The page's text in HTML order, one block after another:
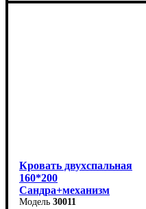
Ширина: 166 см
Кровать двухспальная
160*200
Сандра+механизм
(бежевая)
30011